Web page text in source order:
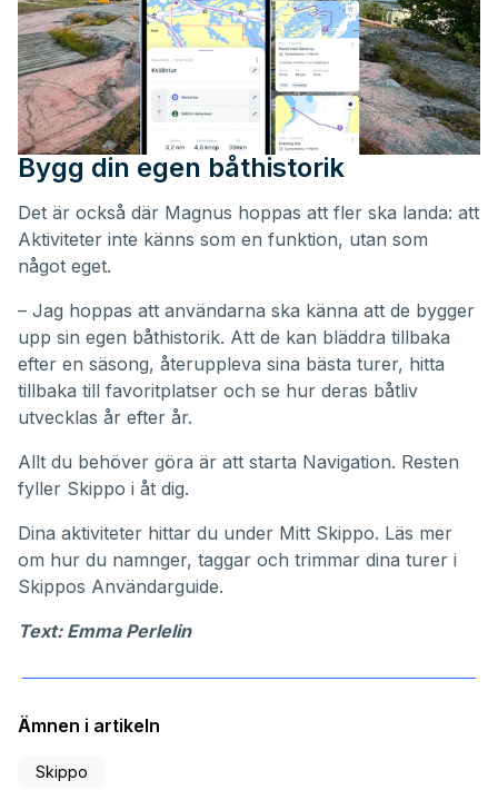
Bygg din egen båthistorik
Det är också där Magnus hoppas att fler ska landa: att
Aktiviteter inte känns som en funktion, utan som
något eget.
– Jag hoppas att användarna ska känna att de bygger
upp sin egen båthistorik. Att de kan bläddra tillbaka
efter en säsong, återuppleva sina bästa turer, hitta
tillbaka till favoritplatser och se hur deras båtliv
utvecklas år efter år.
Allt du behöver göra är att starta Navigation. Resten
fyller Skippo i åt dig.
Dina aktiviteter hittar du under Mitt Skippo. Läs mer
om hur du namnger, taggar och trimmar dina turer i
Skippos Användarguide.
Text: Emma Perlelin
Ämnen i artikeln
Skippo